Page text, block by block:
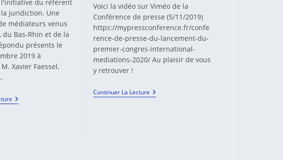
du référent
juridiction. Une
médiateurs venus
du Bas-Rhin et de la
présents le
2019 à
Xavier Faessel,
Actualité
De
Voici la vidéo sur Viméo de la
Conférence de presse (5/11/2019)
https://mypressconference.fr/confe
rence-de-presse-du-lancement-du-
premier-congres-international-
mediations-2020/ Au plaisir de vous
y retrouver !
Continuer La Lecture Médiation,
Un